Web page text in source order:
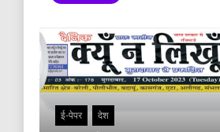
ई-पेपर देश